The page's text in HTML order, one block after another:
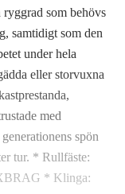
som behövs
samtidigt som den
under hela
eller storvuxna
med
spön
tur. * Rullfäste:
* Klinga: